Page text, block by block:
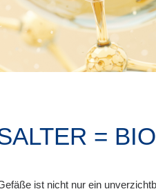
=
ist nicht nur ein